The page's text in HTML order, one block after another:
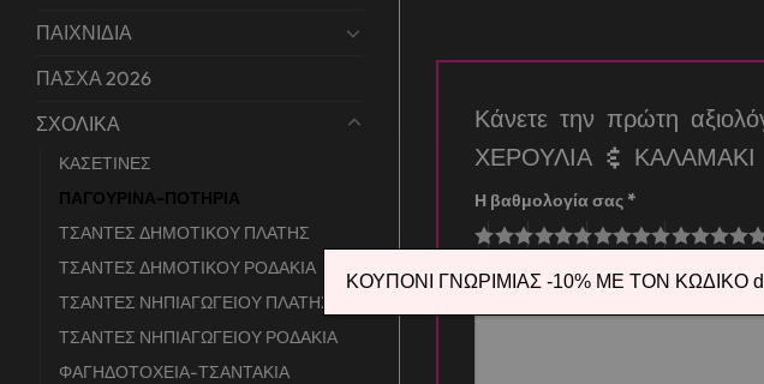
ΠΑΙΧΝΙΔΙΑ
ΠΑΣΧΑ 2026
ΣΧΟΛΙΚΑ
ΚΑΣΕΤΙΝΕΣ
ΠΑΓΟΥΡΙΝΑ-ΠΟΤΗΡΙΑ
ΤΣΑΝΤΕΣ ΔΗΜΟΤΙΚΟΥ ΠΛΑΤΗΣ
ΤΣΑΝΤΕΣ ΔΗΜΟΤΙΚΟΥ ΡΟΔΑΚΙΑ
ΤΣΑΝΤΕΣ ΝΗΠΙΑΓΩΓΕΙΟΥ ΠΛΑΤΗΣ
ΤΣΑΝΤΕΣ ΝΗΠΙΑΓΩΓΕΙΟΥ ΡΟΔΑΚΙΑ
ΦΑΓΗΔΟΤΟΧΕΙΑ-ΤΣΑΝΤΑΚΙΑ
Κάνετε την πρώτη
ΧΕΡΟΥΛΙΑ &
Η βαθμολογία σας *
Η αξιολόγησή σας *
ΚΟΥΠΟΝΙ ΓΝΩΡΙΜΙΑΣ -10% ΜΕ ΤΟΝ ΚΩΔΙΚΟ